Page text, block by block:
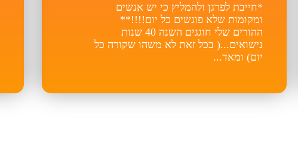
*חייבת לפרגן ולהמליץ כי יש אנשים
ומקומות שלא פוגשים כל יום!!!!**
ההורים שלי חוגגים השנה 40 שנות
נישואים...( בכל זאת לא משהו שקורה כל
יום) ומאד...